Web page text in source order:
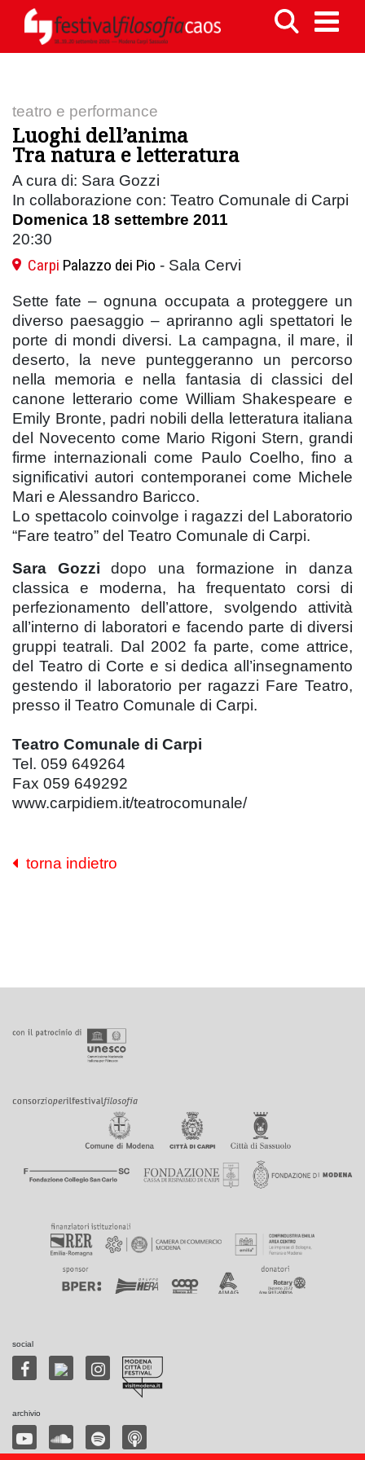
teatro e performance
Luoghi dell’anima
Tra natura e letteratura
A cura di: Sara Gozzi
In collaborazione con: Teatro Comunale di Carpi
Domenica 18 settembre 2011
20:30
Carpi Palazzo dei Pio - Sala Cervi
Sette fate – ognuna occupata a proteggere un
diverso paesaggio – apriranno agli spettatori le
porte di mondi diversi. La campagna, il mare, il
deserto, la neve punteggeranno un percorso
nella memoria e nella fantasia di classici del
canone letterario come William Shakespeare e
Emily Bronte, padri nobili della letteratura italiana
del Novecento come Mario Rigoni Stern, grandi
firme internazionali come Paulo Coelho, fino a
significativi autori contemporanei come Michele
Mari e Alessandro Baricco.
Lo spettacolo coinvolge i ragazzi del Laboratorio
“Fare teatro” del Teatro Comunale di Carpi.
Sara Gozzi dopo una formazione in danza
classica e moderna, ha frequentato corsi di
perfezionamento dell’attore, svolgendo attività
all’interno di laboratori e facendo parte di diversi
gruppi teatrali. Dal 2002 fa parte, come attrice,
del Teatro di Corte e si dedica all’insegnamento
gestendo il laboratorio per ragazzi Fare Teatro,
presso il Teatro Comunale di Carpi.
Teatro Comunale di Carpi
Tel. 059 649264
Fax 059 649292
www.carpidiem.it/teatrocomunale/
torna indietro
social
archivio